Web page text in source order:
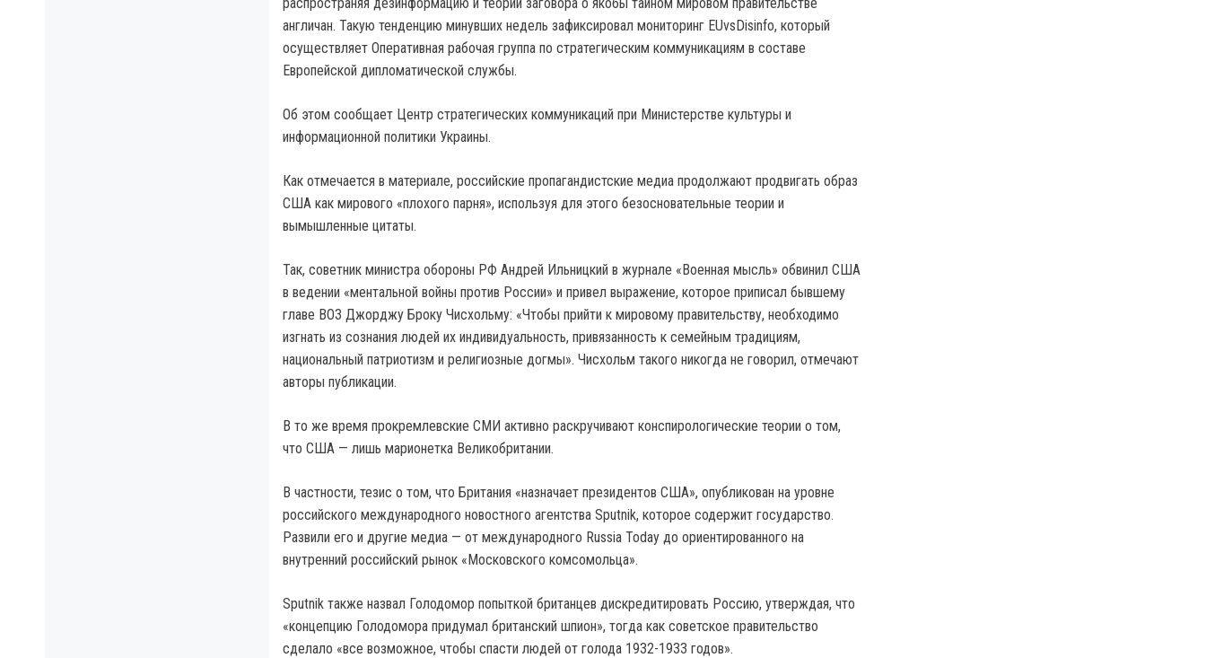
англичан. Такую тенденцию минувших недель зафиксировал мониторинг EUvsDisinfo, который
осуществляет Оперативная рабочая группа по стратегическим коммуникациям в составе
Европейской дипломатической службы.
Об этом сообщает Центр стратегических коммуникаций при Министерстве культуры и
информационной политики Украины.
Как отмечается в материале, российские пропагандистские медиа продолжают продвигать образ
США как мирового «плохого парня», используя для этого безосновательные теории и
вымышленные цитаты.
Так, советник министра обороны РФ Андрей Ильницкий в журнале «Военная мысль» обвинил США
в ведении «ментальной войны против России» и привел выражение, которое приписал бывшему
главе ВОЗ Джорджу Броку Чисхольму: «Чтобы прийти к мировому правительству, необходимо
изгнать из сознания людей их индивидуальность, привязанность к семейным традициям,
национальный патриотизм и религиозные догмы». Чисхольм такого никогда не говорил, отмечают
авторы публикации.
В то же время прокремлевские СМИ активно раскручивают конспирологические теории о том,
что США — лишь марионетка Великобритании.
В частности, тезис о том, что Британия «назначает президентов США», опубликован на уровне
российского международного новостного агентства Sputnik, которое содержит государство.
Развили его и другие медиа — от международного Russia Today до ориентированного на
внутренний российский рынок «Московского комсомольца».
Sputnik также назвал Голодомор попыткой британцев дискредитировать Россию, утверждая, что
«концепцию Голодомора придумал британский шпион», тогда как советское правительство
сделало «все возможное, чтобы спасти людей от голода 1932-1933 годов».